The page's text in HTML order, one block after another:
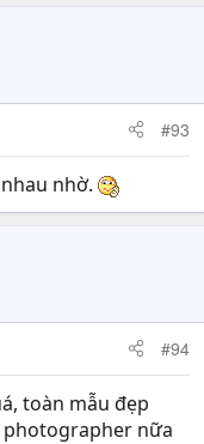
#93
nhờ.
#94
toàn mẫu đẹp
nữa